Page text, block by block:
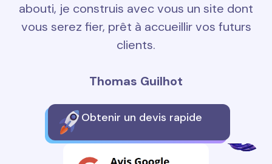
abouti, je construis avec vous un site dont
vous serez fier, prêt à accueillir vos futurs
clients.
Thomas Guilhot
Obtenir un devis rapide